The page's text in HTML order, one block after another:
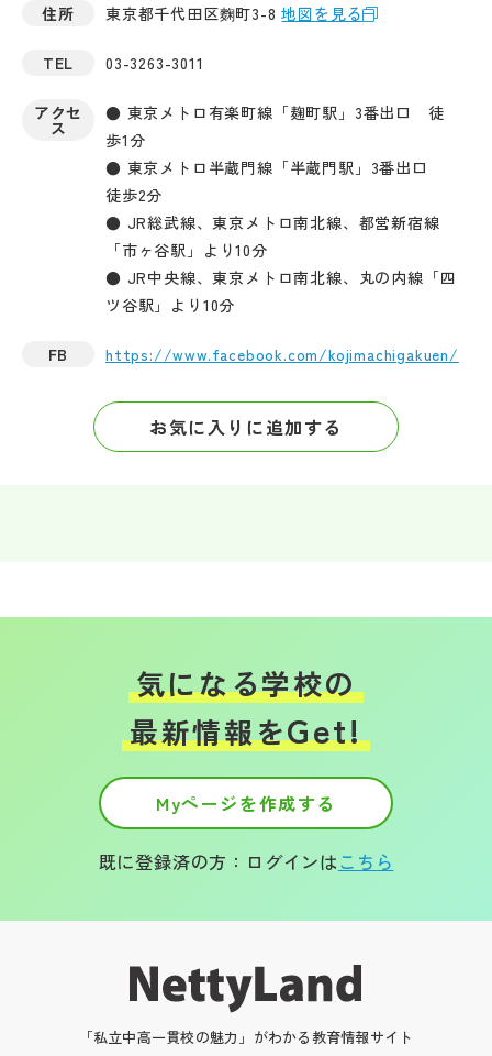
住所 東京都千代田区麴町3-8地図を見る
TEL 03-3263-3011
アクセ
ス
● 東京メトロ有楽町線「麹町駅」3番出口 徒
歩1分
● 東京メトロ半蔵門線「半蔵門駅」3番出口
徒歩2分
● JR総武線、東京メトロ南北線、都営新宿線
「市ヶ谷駅」より10分
● JR中央線、東京メトロ南北線、丸の内線「四
ツ谷駅」より10分
FB https://www.facebook.com/kojimachigakuen/
お気に入りに追加する
気になる学校の
最新情報をGet!
Myページを作成する
既に登録済の方：ログインはこちら
「私立中高一貫校の魅力」がわかる教育情報サイト